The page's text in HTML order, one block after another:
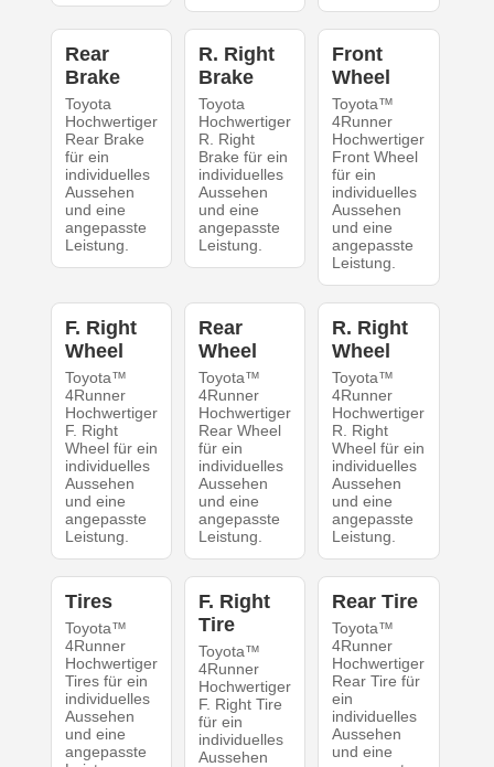
Rear
Brake
Toyota
Hochwertiger
Rear Brake
für ein
individuelles
Aussehen
und eine
angepasste
Leistung.
R. Right
Brake
Toyota
Hochwertiger
R. Right
Brake für ein
individuelles
Aussehen
und eine
angepasste
Leistung.
Front
Wheel
Toyota™
4Runner
Hochwertiger
Front Wheel
für ein
individuelles
Aussehen
und eine
angepasste
Leistung.
F. Right
Wheel
Toyota™
4Runner
Hochwertiger
F. Right
Wheel für ein
individuelles
Aussehen
und eine
angepasste
Leistung.
Rear
Wheel
Toyota™
4Runner
Hochwertiger
Rear Wheel
für ein
individuelles
Aussehen
und eine
angepasste
Leistung.
R. Right
Wheel
Toyota™
4Runner
Hochwertiger
R. Right
Wheel für ein
individuelles
Aussehen
und eine
angepasste
Leistung.
Tires
Toyota™
4Runner
Hochwertiger
Tires für ein
individuelles
Aussehen
und eine
angepasste
F. Right
Tire
Toyota™
4Runner
Hochwertiger
F. Right Tire
für ein
individuelles
Aussehen
Rear Tire
Toyota™
4Runner
Hochwertiger
Rear Tire für
ein
individuelles
Aussehen
und eine